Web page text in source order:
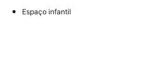
Espaço infantil